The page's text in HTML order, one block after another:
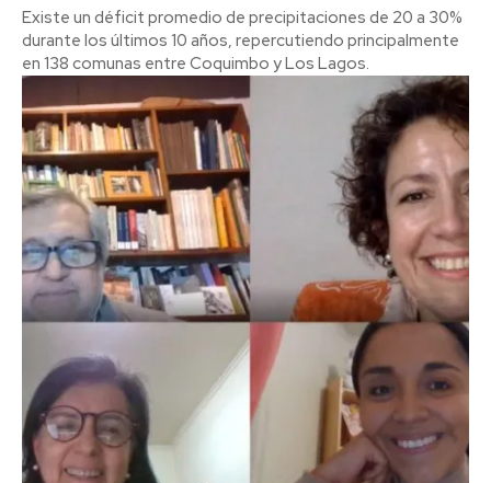
Existe un déficit promedio de precipitaciones de 20 a 30%
durante los últimos 10 años, repercutiendo principalmente
en 138 comunas entre Coquimbo y Los Lagos.